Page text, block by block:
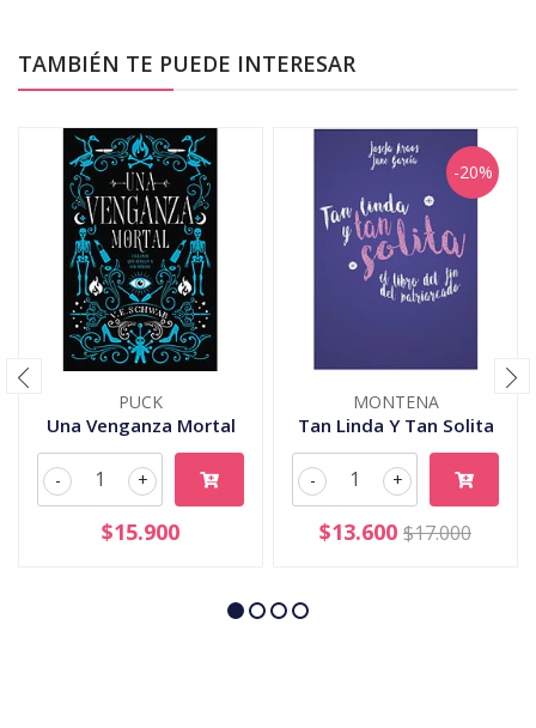
TAMBIÉN TE PUEDE INTERESAR
PUCK
Una Venganza Mortal
+
-
$15.900
-20%
MONTENA
Tan Linda Y Tan Solita
+
-
$13.600 $17.000